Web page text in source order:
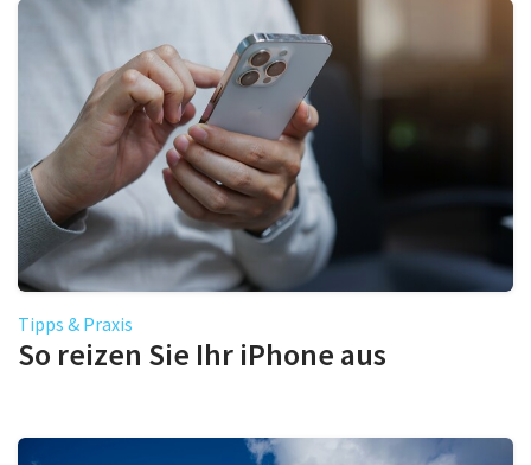
Tipps & Praxis
So reizen Sie Ihr iPhone aus